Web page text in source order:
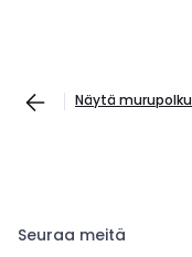
Näytä murupolku
Seuraa meitä